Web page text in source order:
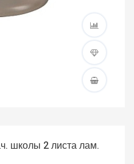
школы 2 листа лам.